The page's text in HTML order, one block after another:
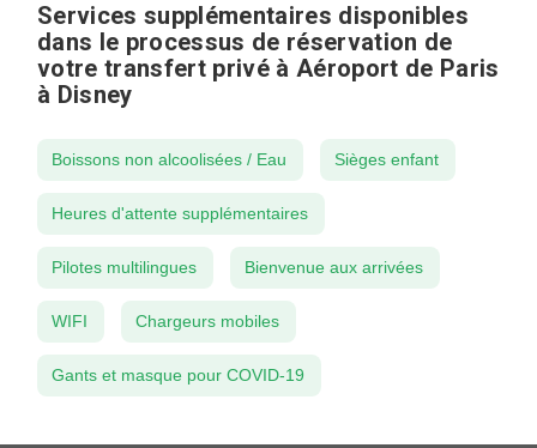
Services supplémentaires disponibles
dans le processus de réservation de
votre transfert privé à Aéroport de Paris
à Disney
Boissons non alcoolisées / Eau Sièges enfant
Heures d'attente supplémentaires
Pilotes multilingues Bienvenue aux arrivées
WIFI Chargeurs mobiles
Gants et masque pour COVID-19